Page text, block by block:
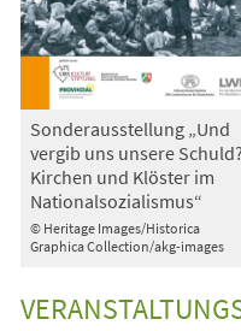
© Heritage Images/Historica
Graphica Collection/akg-images
Sonderausstellung „Und
vergib uns unsere Schuld?
Kirchen und Klöster im
Nationalsozialismus“